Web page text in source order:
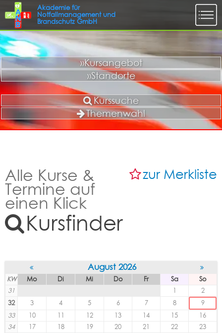
»Kursangebot
»Standorte
Kurssuche
Themenwahl
zur Merkliste
Alle Kurse &
Termine auf
einen Klick
Kursfinder
August 2026
KW Mo Di Mi Do Fr Sa
So
31
1
2
32
3 4 5 6 7 8
9
33
10 11 12 13 14 15
16
34
17 18 19 20 21 22
23